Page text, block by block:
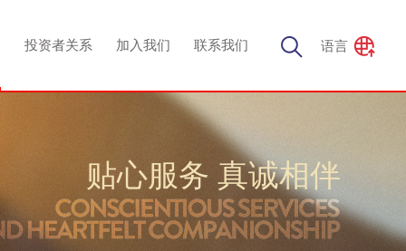
投资者关系 加入我们 联系我们 语言
贴心服务 真诚相伴